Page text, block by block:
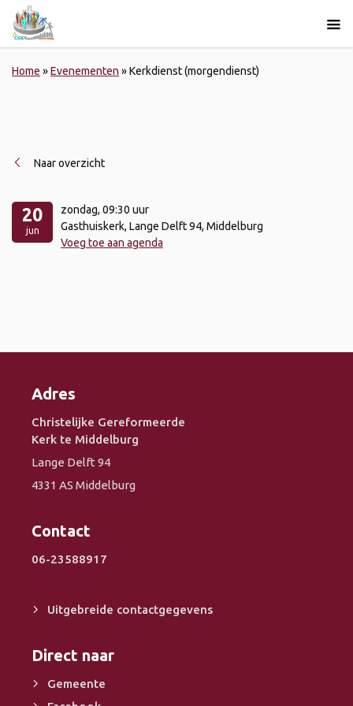
Home »Evenementen »Kerkdienst (morgendienst)
Naar overzicht
20
jun
zondag, 09:30 uur
Gasthuiskerk, Lange Delft 94, Middelburg
Voeg toe aan agenda
Adres
Christelijke Gereformeerde
Kerk te Middelburg
Lange Delft 94
4331 AS Middelburg
Contact
06-23588917
Uitgebreide contactgegevens
Direct naar
Gemeente